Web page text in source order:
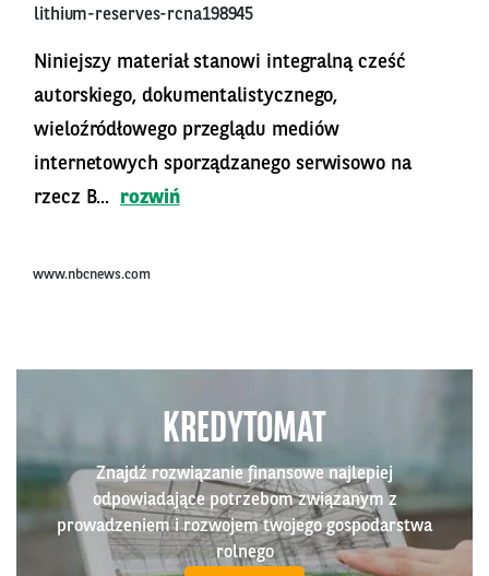
lithium-reserves-rcna198945
Niniejszy materiał stanowi integralną cześć
autorskiego, dokumentalistycznego,
wieloźródłowego przeglądu mediów
internetowych sporządzanego serwisowo na
rzecz B...
rozwiń
www.nbcnews.com
KREDYTOMAT
Znajdź rozwiązanie finansowe najlepiej
odpowiadające potrzebom związanym z
prowadzeniem i rozwojem twojego gospodarstwa
rolnego